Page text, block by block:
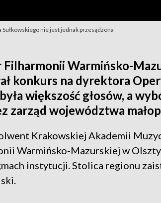
nie jest jednak przesądzona
Warmińsko-
konkurs na dyrektora
większość głosów, a
zarząd województwa
Krakowskiej Akademii
Warmińsko-Mazurskiej w
instytucji. Stolica regionu